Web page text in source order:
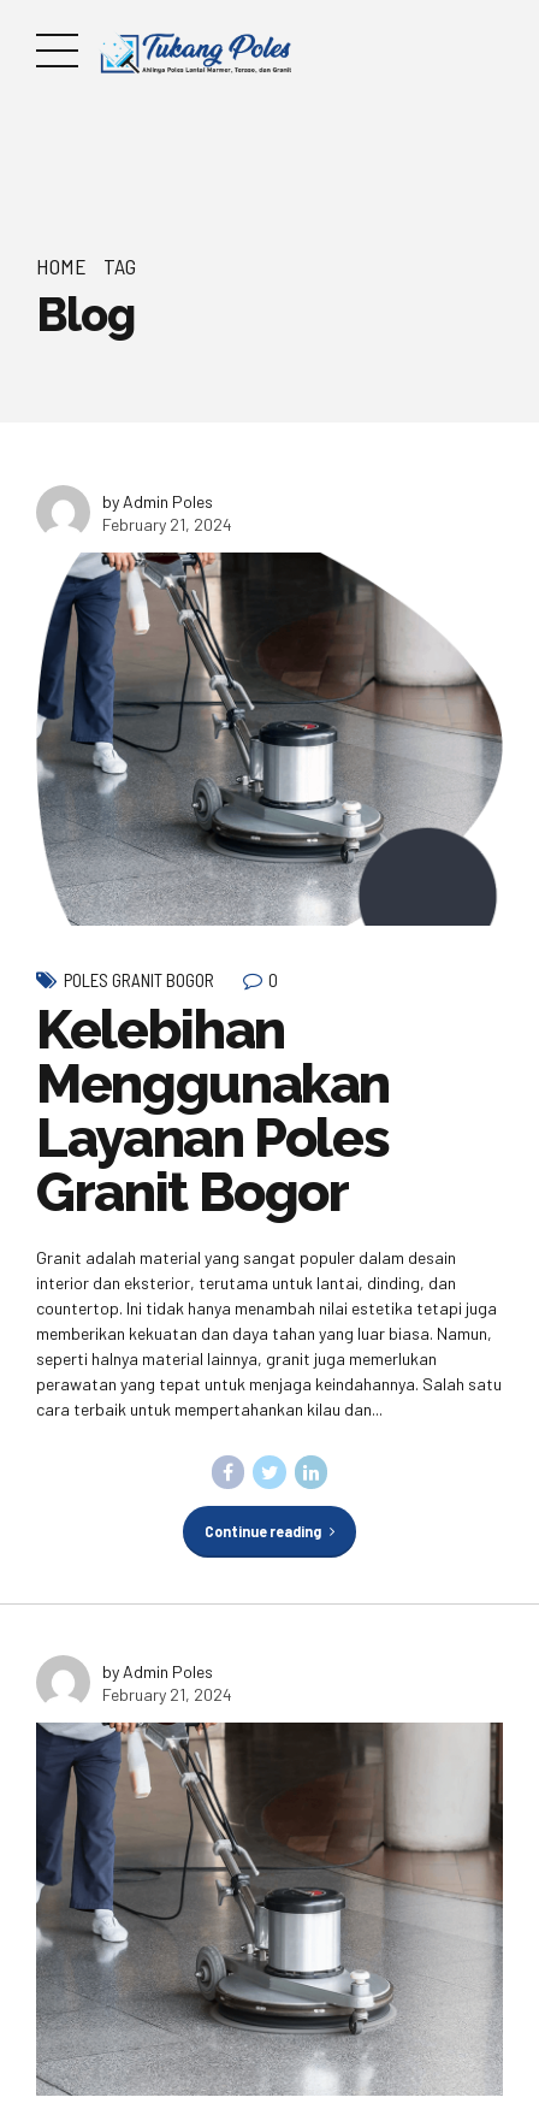
HOME TAG
Blog
by Admin Poles
February 21, 2024
POLES GRANIT BOGOR 0
Kelebihan
Menggunakan
Layanan Poles
Granit Bogor
Granit adalah material yang sangat populer dalam desain
interior dan eksterior, terutama untuk lantai, dinding, dan
countertop. Ini tidak hanya menambah nilai estetika tetapi juga
memberikan kekuatan dan daya tahan yang luar biasa. Namun,
seperti halnya material lainnya, granit juga memerlukan
perawatan yang tepat untuk menjaga keindahannya. Salah satu
cara terbaik untuk mempertahankan kilau dan...
Continue reading
by Admin Poles
February 21, 2024